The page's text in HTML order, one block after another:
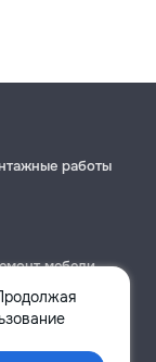
работы
мебели